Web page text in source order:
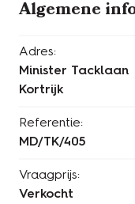
Algemene
Adres:
Minister Tacklaan
Kortrijk
Referentie:
MD/TK/405
Vraagprijs:
Verkocht